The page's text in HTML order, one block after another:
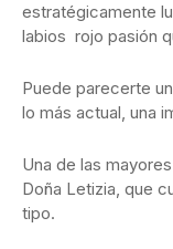
estratégicamente
labios rojo pasión
Puede parecerte
lo más actual, una
Una de las
Doña Letizia, que
tipo.